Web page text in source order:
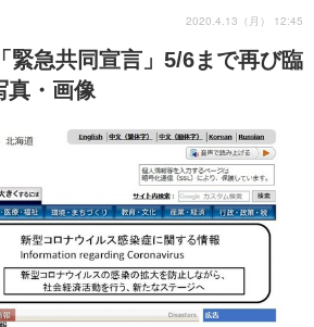
緊急共同宣言」5/6まで再び臨
真・画像
2020.4.13（月） 12:45